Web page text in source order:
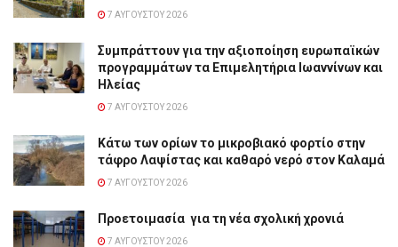
7 ΑΥΓΟΎΣΤΟΥ 2026
Συμπράττουν για την αξιοποίηση ευρωπαϊκών
προγραμμάτων τα Επιμελητήρια Ιωαννίνων και
Ηλείας
7 ΑΥΓΟΎΣΤΟΥ 2026
Κάτω των ορίων το μικροβιακό φορτίο στην
τάφρο Λαψίστας και καθαρό νερό στον Καλαμά
7 ΑΥΓΟΎΣΤΟΥ 2026
Προετοιμασία για τη νέα σχολική χρονιά
7 ΑΥΓΟΎΣΤΟΥ 2026